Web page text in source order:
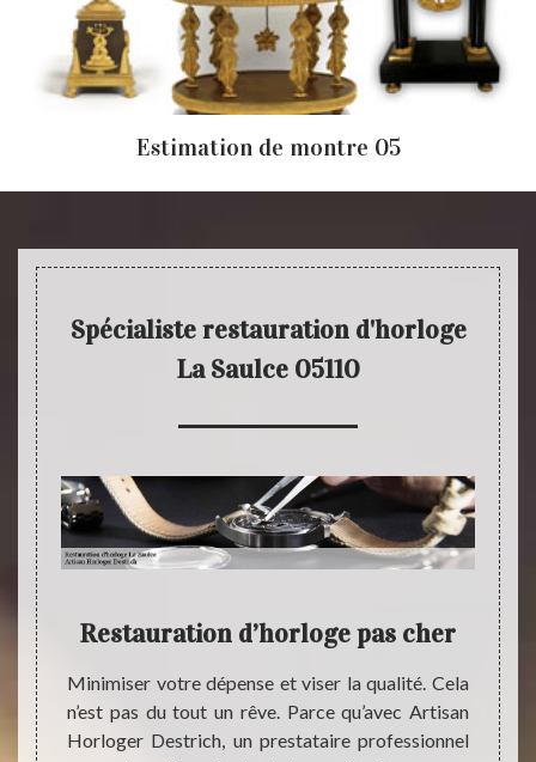
Estimation de montre 05
Spécialiste restauration d'horloge
La Saulce 05110
est
Restauration d’horloge pas cher
Minimiser votre dépense et viser la qualité. Cela
n’est pas du tout un rêve. Parce qu’avec Artisan
Horloger Destrich, un prestataire professionnel